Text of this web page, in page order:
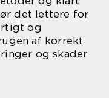
det lettere for
og
af korrekt
og skader